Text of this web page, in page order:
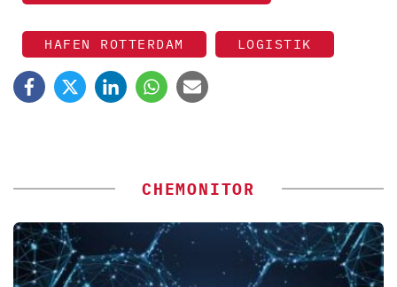
HAFEN ROTTERDAM LOGISTIK
CHEMONITOR